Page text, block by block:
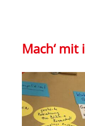
Mach‘